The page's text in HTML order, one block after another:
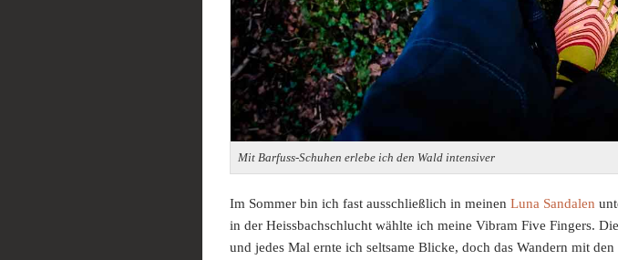
Mit Barfuss-Schuhen erlebe ich den Wald intensiver
Im Sommer bin ich fast ausschließlich in meinen Luna Sandalen
in der Heissbachschlucht wählte ich meine Vibram Five Fingers.
und jedes Mal ernte ich seltsame Blicke, doch das Wandern mit